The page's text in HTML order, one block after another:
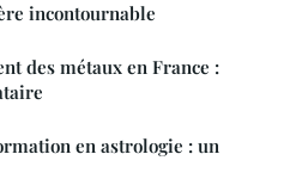
incontournable
des métaux en France :
en astrologie : un